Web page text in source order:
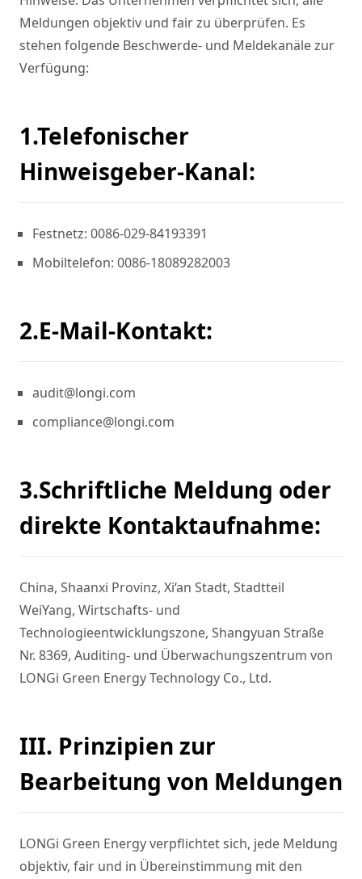
Meldungen objektiv und fair zu überprüfen. Es
stehen folgende Beschwerde- und Meldekanäle zur
Verfügung:
1.Telefonischer
Hinweisgeber-Kanal:
Festnetz: 0086-029-84193391
Mobiltelefon: 0086-18089282003
2.E-Mail-Kontakt:
audit@longi.com
compliance@longi.com
3.Schriftliche Meldung oder
direkte Kontaktaufnahme:
China, Shaanxi Provinz, Xi‘an Stadt, Stadtteil
WeiYang, Wirtschafts- und
Technologieentwicklungszone, Shangyuan Straße
Nr. 8369, Auditing- und Überwachungszentrum von
LONGi Green Energy Technology Co., Ltd.
III. Prinzipien zur
Bearbeitung von Meldungen
LONGi Green Energy verpflichtet sich, jede Meldung
objektiv, fair und in Übereinstimmung mit den